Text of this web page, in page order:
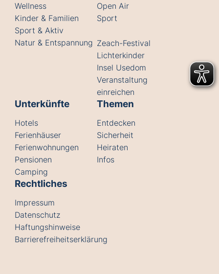
Wellness
Kinder & Familien
Sport & Aktiv
Natur & Entspannung
Open Air
Sport
Zeach-Festival
Lichterkinder
Insel Usedom
Veranstaltung
einreichen
Unterkünfte
Hotels
Ferienhäuser
Ferienwohnungen
Pensionen
Camping
Themen
Entdecken
Sicherheit
Heiraten
Infos
Rechtliches
Impressum
Datenschutz
Haftungshinweise
Barrierefreiheitserklärung